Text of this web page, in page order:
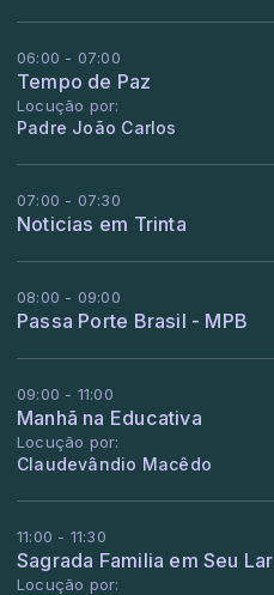
06:00 - 07:00
Tempo de Paz
Locução por:
Padre João Carlos
07:00 - 07:30
Noticias em Trinta
08:00 - 09:00
Passa Porte Brasil - MPB
09:00 - 11:00
Manhã na Educativa
Locução por:
Claudevândio Macêdo
11:00 - 11:30
Sagrada Familia em Seu Lar
Locução por: